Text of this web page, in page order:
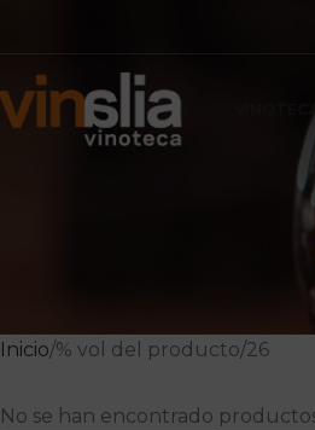
Inicio % vol del producto 26
No se han encontrado